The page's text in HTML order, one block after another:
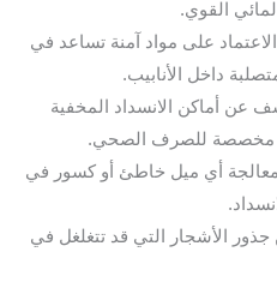
على مواد آمنة تساعد في
الأنابيب.
الانسداد المخفية
للصرف الصحي.
أي ميل خاطئ أو كسور في
التي قد تتغلغل في